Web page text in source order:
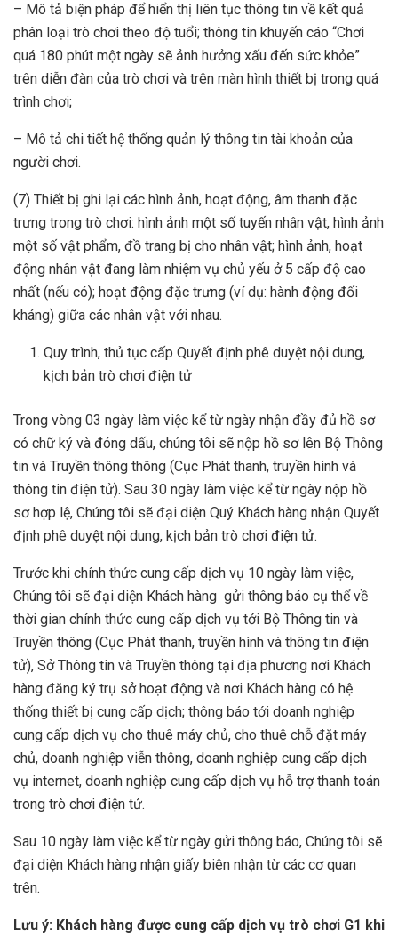
– Mô tả biện pháp để hiển thị liên tục thông tin về kết quả
phân loại trò chơi theo độ tuổi; thông tin khuyến cáo “Chơi
quá 180 phút một ngày sẽ ảnh hưởng xấu đến sức khỏe”
trên diễn đàn của trò chơi và trên màn hình thiết bị trong quá
trình chơi;
– Mô tả chi tiết hệ thống quản lý thông tin tài khoản của
người chơi.
(7) Thiết bị ghi lại các hình ảnh, hoạt động, âm thanh đặc
trưng trong trò chơi: hình ảnh một số tuyến nhân vật, hình ảnh
một số vật phẩm, đồ trang bị cho nhân vật; hình ảnh, hoạt
động nhân vật đang làm nhiệm vụ chủ yếu ở 5 cấp độ cao
nhất (nếu có); hoạt động đặc trưng (ví dụ: hành động đối
kháng) giữa các nhân vật với nhau.
Quy trình, thủ tục cấp Quyết định phê duyệt nội dung,
kịch bản trò chơi điện tử
Trong vòng 03 ngày làm việc kể từ ngày nhận đầy đủ hồ sơ
có chữ ký và đóng dấu, chúng tôi sẽ nộp hồ sơ lên Bộ Thông
tin và Truyền thông thông (Cục Phát thanh, truyền hình và
thông tin điện tử). Sau 30 ngày làm việc kể từ ngày nộp hồ
sơ hợp lệ, Chúng tôi sẽ đại diện Quý Khách hàng nhận Quyết
định phê duyệt nội dung, kịch bản trò chơi điện tử.
Trước khi chính thức cung cấp dịch vụ 10 ngày làm việc,
Chúng tôi sẽ đại diện Khách hàng gửi thông báo cụ thể về
thời gian chính thức cung cấp dịch vụ tới Bộ Thông tin và
Truyền thông (Cục Phát thanh, truyền hình và thông tin điện
tử), Sở Thông tin và Truyền thông tại địa phương nơi Khách
hàng đăng ký trụ sở hoạt động và nơi Khách hàng có hệ
thống thiết bị cung cấp dịch; thông báo tới doanh nghiệp
cung cấp dịch vụ cho thuê máy chủ, cho thuê chỗ đặt máy
chủ, doanh nghiệp viễn thông, doanh nghiệp cung cấp dịch
vụ internet, doanh nghiệp cung cấp dịch vụ hỗ trợ thanh toán
trong trò chơi điện tử.
Sau 10 ngày làm việc kể từ ngày gửi thông báo, Chúng tôi sẽ
đại diện Khách hàng nhận giấy biên nhận từ các cơ quan
trên.
Lưu ý: Khách hàng được cung cấp dịch vụ trò chơi G1 khi